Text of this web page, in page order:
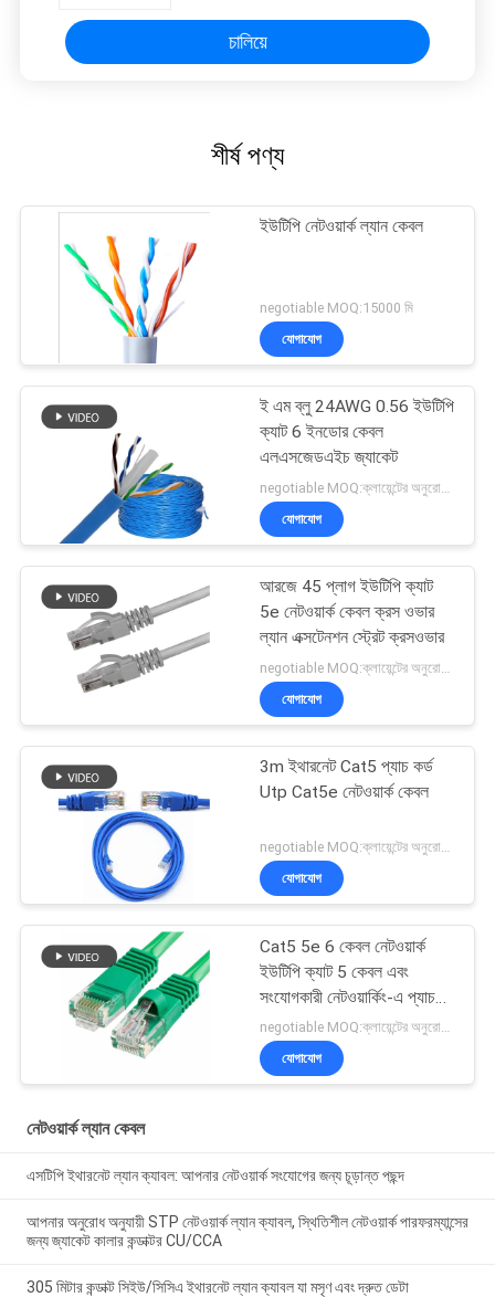
চালিয়ে
শীর্ষ পণ্য
ইউটিপি নেটওয়ার্ক ল্যান কেবল
negotiable MOQ:15000 মি
যোগাযোগ
ই এম ব্লু 24AWG 0.56 ইউটিপি
ক্যাট 6 ইনডোর কেবল
এলএসজেডএইচ জ্যাকেট
যোগাযোগ
আরজে 45 প্লাগ ইউটিপি ক্যাট
5e নেটওয়ার্ক কেবল ক্রস ওভার
ল্যান এক্সটেনশন স্ট্রেট ক্রসওভার
যোগাযোগ
3m ইথারনেট Cat5 প্যাচ কর্ড
Utp Cat5e নেটওয়ার্ক কেবল
negotiable MOQ:ক্লায়েন্টের অনুরোধ হিসাবে কাস্টমাইজড টাইপ 30000 মিটার হিসাবে স্টক।
যোগাযোগ
Cat5 5e 6 কেবল নেটওয়ার্ক
ইউটিপি ক্যাট 5 কেবল এবং
সংযোগকারী নেটওয়ার্কিং-এ প্যাচ
কেবল
negotiable MOQ:ক্লায়েন্টের অনুরোধ হিসাবে কাস্টমাইজড টাইপ 30000 মিটার হিসাবে স্টক।
যোগাযোগ
নেটওয়ার্ক ল্যান কেবল
এসটিপি ইথারনেট ল্যান ক্যাবল: আপনার নেটওয়ার্ক সংযোগের জন্য চূড়ান্ত পছন্দ
আপনার অনুরোধ অনুযায়ী STP নেটওয়ার্ক ল্যান ক্যাবল, স্থিতিশীল নেটওয়ার্ক পারফরম্যান্সের
জন্য জ্যাকেট কালার কন্ডাক্টর CU/CCA
305 মিটার কন্ডাক্ট সিইউ/সিসিএ ইথারনেট ল্যান ক্যাবল যা মসৃণ এবং দ্রুত ডেটা